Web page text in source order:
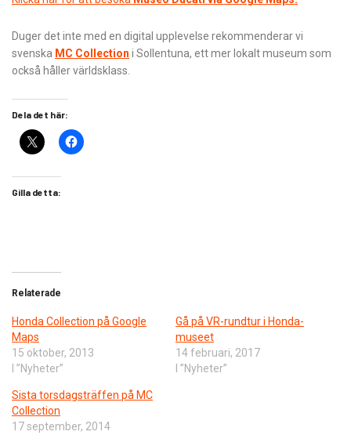
Duger det inte med en digital upplevelse rekommenderar vi
svenska MC Collection i Sollentuna, ett mer lokalt museum som
också håller världsklass.
Dela det här:
Gilla detta:
Relaterade
Honda Collection på Google
Maps
15 oktober, 2013
I ”Nyheter”
Gå på VR-rundtur i Honda-
museet
14 februari, 2017
I ”Nyheter”
Sista torsdagsträffen på MC
Collection
17 september, 2014